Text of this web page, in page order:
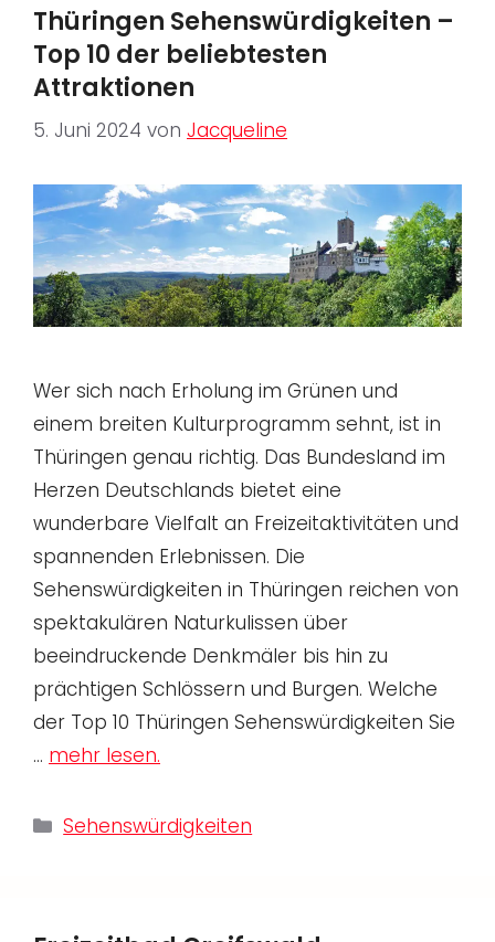
Thüringen Sehenswürdigkeiten –
Top 10 der beliebtesten
Attraktionen
5. Juni 2024 von Jacqueline
Wer sich nach Erholung im Grünen und
einem breiten Kulturprogramm sehnt, ist in
Thüringen genau richtig. Das Bundesland im
Herzen Deutschlands bietet eine
wunderbare Vielfalt an Freizeitaktivitäten und
spannenden Erlebnissen. Die
Sehenswürdigkeiten in Thüringen reichen von
spektakulären Naturkulissen über
beeindruckende Denkmäler bis hin zu
prächtigen Schlössern und Burgen. Welche
der Top 10 Thüringen Sehenswürdigkeiten Sie
… mehr lesen.
Kategorien
Sehenswürdigkeiten